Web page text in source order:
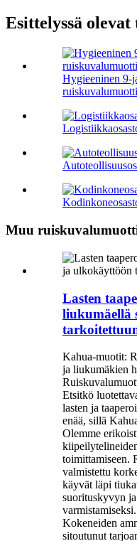
Esittelyssä olevat
Hygieeninen 9-
Muu
Lasten
liukumäellä
Kahua-muotit:
ja liukumäkien
Etsitkö
lasten ja
enää, sillä
Olemme
toimittamiseen.
valmistettu
käyvät läpi
suorituskyvyn
varmistamiseksi.
Kokeneiden
sitoutunut